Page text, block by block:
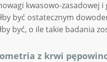
kwasowo-zasadowej
być ostatecznym
być, o ile takie badania
z krwi